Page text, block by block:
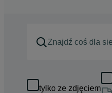
tylko ze zdjęciem